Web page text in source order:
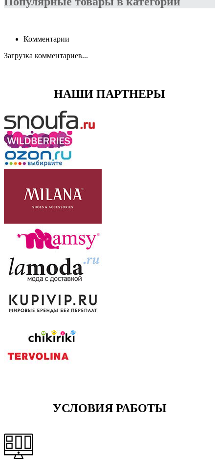
Комментарии
Загрузка комментариев...
НАШИ ПАРТНЕРЫ
УСЛОВИЯ РАБОТЫ